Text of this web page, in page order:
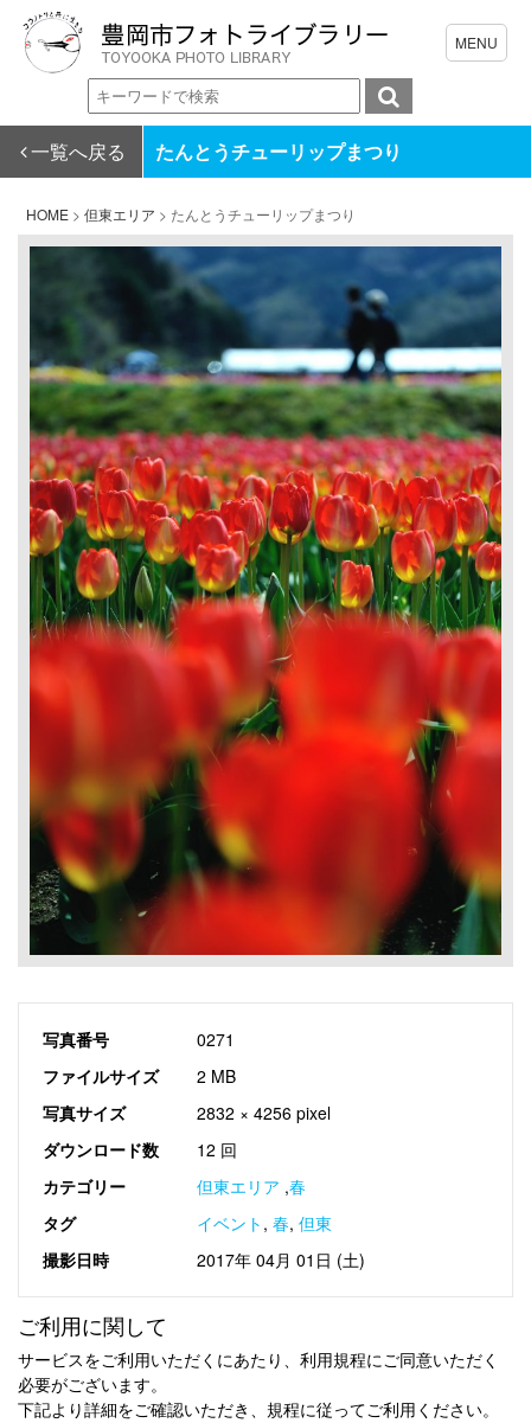
一覧へ戻る たんとうチューリップまつり
HOME > 但東エリア > たんとうチューリップまつり
写真番号
0271
ファイルサイズ
2 MB
写真サイズ
2832 × 4256 pixel
ダウンロード数
12 回
カテゴリー
但東エリア ,春
タグ
イベント , 春, 但東
撮影日時
2017年 04月 01日 (土)
ご利用に関して
サービスをご利用いただくにあたり、利用規程にご同意いただく
必要がございます。
下記より詳細をご確認いただき、規程に従ってご利用ください。